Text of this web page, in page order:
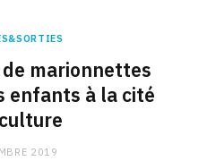
marionnettes
enfants à la cité
2019